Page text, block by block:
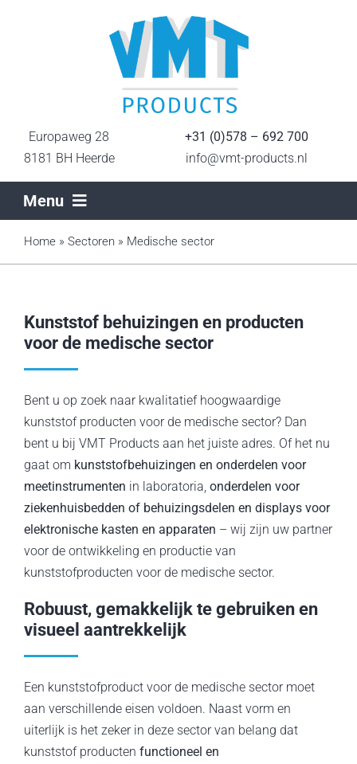
Europaweg 28
8181 BH Heerde
+31 (0)578 – 692 700
info@vmt-products.nl
Menu
Home
Productietechnieken
Services
Nieuws/Blog
Vacatures
Over ons
Contact
Home» Sectoren» Medische sector
Kunststof behuizingen en producten
voor de medische sector
Bent u op zoek naar kwalitatief hoogwaardige
kunststof producten voor de medische sector? Dan
bent u bij VMT Products aan het juiste adres. Of het nu
gaat om kunststofbehuizingen en onderdelen voor
meetinstrumenten in laboratoria, onderdelen voor
ziekenhuisbedden of behuizingsdelen en displays voor
elektronische kasten en apparaten – wij zijn uw partner
voor de ontwikkeling en productie van
kunststofproducten voor de medische sector.
Robuust, gemakkelijk te gebruiken en
visueel aantrekkelijk
Een kunststofproduct voor de medische sector moet
aan verschillende eisen voldoen. Naast vorm en
uiterlijk is het zeker in deze sector van belang dat
kunststof producten functioneel en